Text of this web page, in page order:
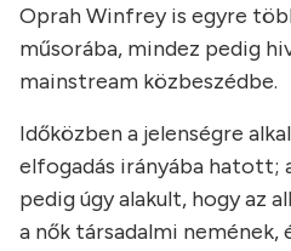
Oprah Winfrey is egyre
műsorába, mindez pedig
mainstream közbeszédbe.
Időközben a jelenségre
elfogadás irányába hatott;
pedig úgy alakult, hogy az
a nők társadalmi nemének,